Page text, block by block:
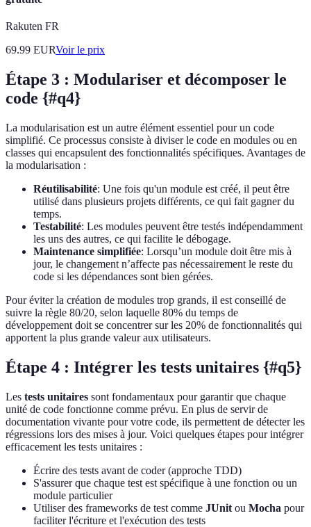
Rakuten FR
69.99 EURVoir le prix
Étape 3 : Modulariser et décomposer le
code {#q4}
La modularisation est un autre élément essentiel pour un code
simplifié. Ce processus consiste à diviser le code en modules ou en
classes qui encapsulent des fonctionnalités spécifiques. Avantages de
la modularisation :
Réutilisabilité: Une fois qu'un module est créé, il peut être
utilisé dans plusieurs projets différents, ce qui fait gagner du
temps.
Testabilité: Les modules peuvent être testés indépendamment
les uns des autres, ce qui facilite le débogage.
Maintenance simplifiée: Lorsqu’un module doit être mis à
jour, le changement n’affecte pas nécessairement le reste du
code si les dépendances sont bien gérées.
Pour éviter la création de modules trop grands, il est conseillé de
suivre la règle 80/20, selon laquelle 80% du temps de
développement doit se concentrer sur les 20% de fonctionnalités qui
apportent la plus grande valeur aux utilisateurs.
Étape 4 : Intégrer les tests unitaires {#q5}
Les tests unitaires sont fondamentaux pour garantir que chaque
unité de code fonctionne comme prévu. En plus de servir de
documentation vivante pour votre code, ils permettent de détecter les
régressions lors des mises à jour. Voici quelques étapes pour intégrer
efficacement les tests unitaires :
Écrire des tests avant de coder (approche TDD)
S'assurer que chaque test est spécifique à une fonction ou un
module particulier
Utiliser des frameworks de test comme JUnit ou Mocha pour
faciliter l'écriture et l'exécution des tests